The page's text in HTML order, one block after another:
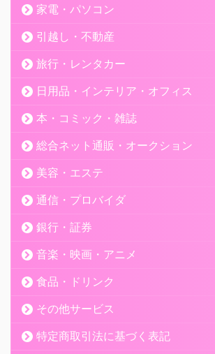
家電・パソコン
引越し・不動産
旅行・レンタカー
日用品・インテリア・オフィス
本・コミック・雑誌
総合ネット通販・オークション
美容・エステ
通信・プロバイダ
銀行・証券
音楽・映画・アニメ
食品・ドリンク
その他サービス
特定商取引法に基づく表記